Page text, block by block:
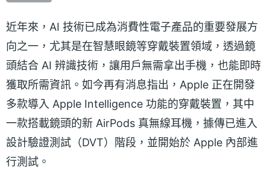
近年來，AI 技術已成為消費性電子產品的重要發展方
向之一，尤其是在智慧眼鏡等穿戴裝置領域，透過鏡
頭結合 AI 辨識技術，讓用戶無需拿出手機，也能即時
獲取所需資訊。如今再有消息指出，Apple 正在開發
多款導入 Apple Intelligence 功能的穿戴裝置，其中
一款搭載鏡頭的新 AirPods 真無線耳機，據傳已進入
設計驗證測試（DVT）階段，並開始於 Apple 內部進
行測試。